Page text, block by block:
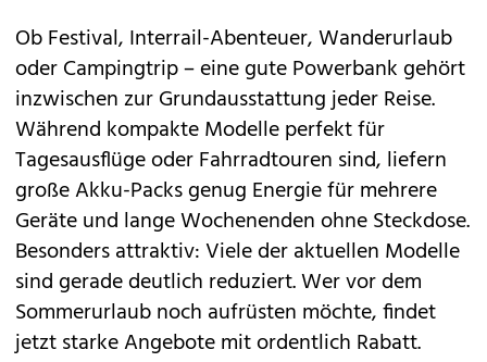
Ob Festival, Interrail-Abenteuer, Wanderurlaub
oder Campingtrip – eine gute Powerbank gehört
inzwischen zur Grundausstattung jeder Reise.
Während kompakte Modelle perfekt für
Tagesausflüge oder Fahrradtouren sind, liefern
große Akku-Packs genug Energie für mehrere
Geräte und lange Wochenenden ohne Steckdose.
Besonders attraktiv: Viele der aktuellen Modelle
sind gerade deutlich reduziert. Wer vor dem
Sommerurlaub noch aufrüsten möchte, findet
jetzt starke Angebote mit ordentlich Rabatt.